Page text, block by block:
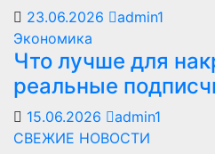
23.06.2026
admin1
Экономика
Что лучше для
реальные
15.06.2026
admin1
СВЕЖИЕ НОВОСТИ